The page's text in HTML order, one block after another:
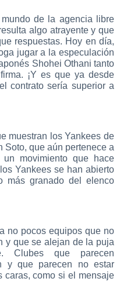
de la agencia libre
algo atrayente y que
respuestas. Hoy en día,
jugar a la especulación
Shohei Othani tanto
¡Y es que ya desde
contrato sería superior a
muestran los Yankees de
Soto, que aún pertenece a
movimiento que hace
Yankees se han abierto
granado del elenco
no pocos equipos que no
y que se alejan de la puja
Clubes que parecen
y que parecen no estar
caras, como si el mensaje